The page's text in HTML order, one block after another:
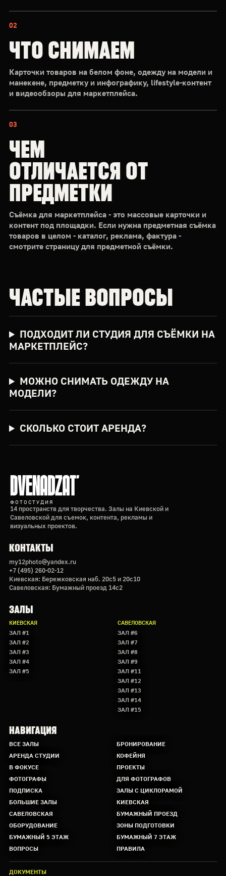
02
ЧТО СНИМАЕМ
Карточки товаров на белом фоне, одежду на модели и
манекене, предметку и инфографику, lifestyle-контент
и видеообзоры для маркетплейса.
03
ЧЕМ
ОТЛИЧАЕТСЯ ОТ
ПРЕДМЕТКИ
Съёмка для маркетплейса - это массовые карточки и
контент под площадки. Если нужна предметная съёмка
товаров в целом - каталог, реклама, фактура -
смотрите страницу для предметной съёмки.
ЧАСТЫЕ ВОПРОСЫ
ПОДХОДИТ ЛИ СТУДИЯ ДЛЯ СЪЁМКИ НА
МАРКЕТПЛЕЙС?
МОЖНО СНИМАТЬ ОДЕЖДУ НА
МОДЕЛИ?
СКОЛЬКО СТОИТ АРЕНДА?
ФОТОСТУДИЯ
14 пространств для творчества. Залы на Киевской и
Савеловской для съемок, контента, рекламы и
визуальных проектов.
КОНТАКТЫ
my12photo@yandex.ru
+7 (495) 260-02-12
Киевская: Бережковская наб. 20с5 и 20с10
Савеловская: Бумажный проезд 14с2
ЗАЛЫ
КИЕВСКАЯ
ЗАЛ #1
ЗАЛ #2
ЗАЛ #3
ЗАЛ #4
ЗАЛ #5
САВЕЛОВСКАЯ
ЗАЛ #6
ЗАЛ #7
ЗАЛ #8
ЗАЛ #9
ЗАЛ #11
ЗАЛ #12
ЗАЛ #13
ЗАЛ #14
ЗАЛ #15
НАВИГАЦИЯ
ВСЕ ЗАЛЫ
БРОНИРОВАНИЕ
АРЕНДА СТУДИИ
КОФЕЙНЯ
В ФОКУСЕ
ПРОЕКТЫ
ФОТОГРАФЫ
ДЛЯ ФОТОГРАФОВ
ПОДПИСКА
ЗАЛЫ С ЦИКЛОРАМОЙ
БОЛЬШИЕ ЗАЛЫ
КИЕВСКАЯ
САВЕЛОВСКАЯ
БУМАЖНЫЙ ПРОЕЗД
ОБОРУДОВАНИЕ
ЗОНЫ ПОДГОТОВКИ
БУМАЖНЫЙ 5 ЭТАЖ
БУМАЖНЫЙ 7 ЭТАЖ
ВОПРОСЫ
ПРАВИЛА
ДОКУМЕНТЫ